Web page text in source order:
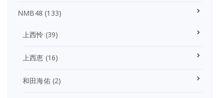
NMB48 (133)
上西怜 (39)
上西恵 (16)
和田海佑(2)